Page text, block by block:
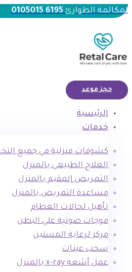
لمكالمة الطوارئ6195 0105015
حجز موعد
الرئيسية
خدمات
كشوفات منزلية في جميع
العلاج الطبيعي بالمنزل
التمريض المقيم بالمنزل
مساعدة التمريض بالمنزل
تأهيل لحالات العظام
موجات صوتية علي البطن
مركز لرعاية المسنين
سحب عينات
عمل أشعة x-ray بالمنزل